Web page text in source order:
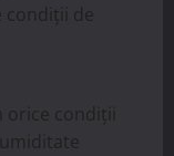
condiții de
condiții